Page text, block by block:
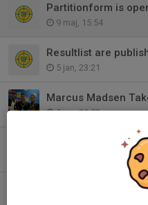
Partitionform is
9 maj, 15:54
Resultlist are
5 jan, 23:21
Marcus Madsen
5 jan, 20:52
Three Days, Three
Behind the Scenes: